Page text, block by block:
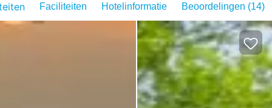
Faciliteiten Hotelinformatie Beoordelingen (14)